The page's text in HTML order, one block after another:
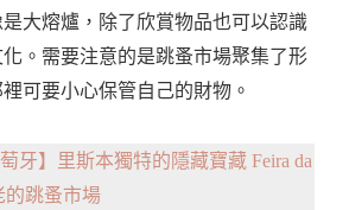
大熔爐，除了欣賞物品也可以認識
。需要注意的是跳蚤市場聚集了形
可要小心保管自己的財物。
萄牙】里斯本獨特的隱藏寶藏 Feira da
的跳蚤市場